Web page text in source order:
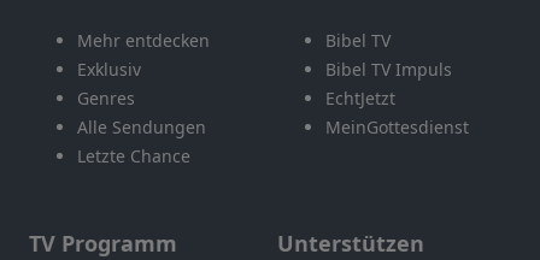
Mehr entdecken
Exklusiv
Genres
Alle Sendungen
Letzte Chance
Bibel TV
Bibel TV Impuls
EchtJetzt
MeinGottesdienst
TV Programm Unterstützen